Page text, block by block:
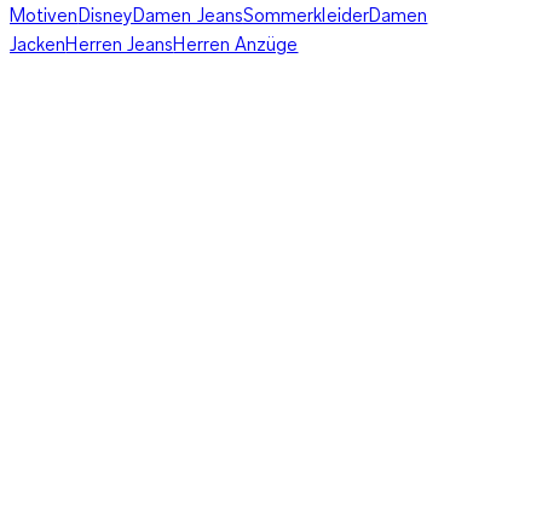
MotivenDisneyDamen JeansSommerkleiderDamen
JackenHerren JeansHerren Anzüge